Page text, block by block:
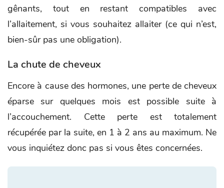
gênants, tout en restant compatibles avec
l’allaitement, si vous souhaitez allaiter (ce qui n’est,
bien-sûr pas une obligation).
La chute de cheveux
Encore à cause des hormones, une perte de cheveux
éparse sur quelques mois est possible suite à
l’accouchement. Cette perte est totalement
récupérée par la suite, en 1 à 2 ans au maximum. Ne
vous inquiétez donc pas si vous êtes concernées.